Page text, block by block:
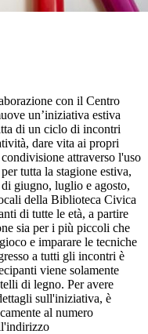
con il Centro
un’iniziativa estiva
di un ciclo di incontri
dare vita ai propri
attraverso l'uso
tutta la stagione estiva,
giugno, luglio e agosto,
della Biblioteca Civica
di tutte le età, a partire
sia per i più piccoli che
e imparare le tecniche
a tutti gli incontri è
viene solamente
di legno. Per avere
sull'iniziativa, è
al numero